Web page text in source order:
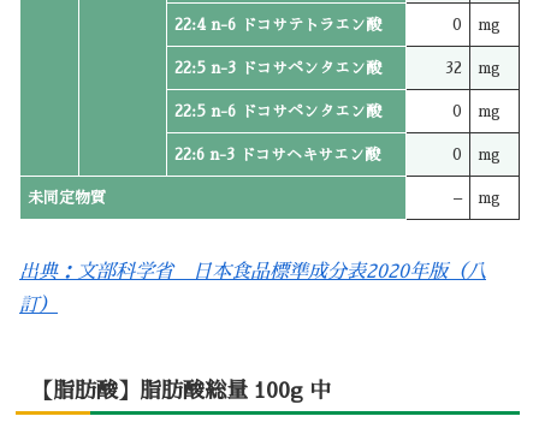
22:4 n-6 ドコサテトラエン酸 0 mg
22:5 n-3 ドコサペンタエン酸 32 mg
22:5 n-6 ドコサペンタエン酸 0 mg
22:6 n-3 ドコサヘキサエン酸 0 mg
未同定物質 – mg
出典：文部科学省 日本食品標準成分表2020年版（八
訂）
【脂肪酸】脂肪酸総量 100g 中